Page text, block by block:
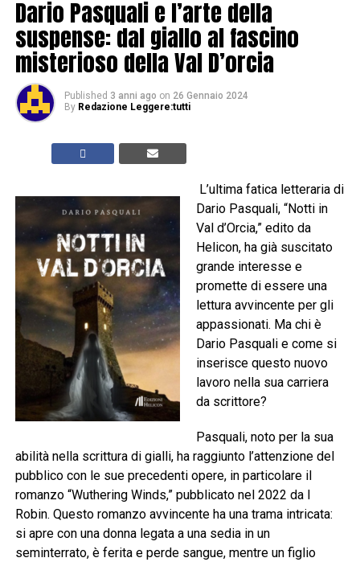
Dario Pasquali e l’arte della
suspense: dal giallo al fascino
misterioso della Val D’orcia
Published 3 anni ago on 26 Gennaio 2024
By Redazione Leggere:tutti
L’ultima fatica letteraria di
Dario Pasquali, “Notti in
Val d’Orcia,” edito da
Helicon, ha già suscitato
grande interesse e
promette di essere una
lettura avvincente per gli
appassionati. Ma chi è
Dario Pasquali e come si
inserisce questo nuovo
lavoro nella sua carriera
da scrittore?
Pasquali, noto per la sua
abilità nella scrittura di gialli, ha raggiunto l’attenzione del
pubblico con le sue precedenti opere, in particolare il
romanzo “Wuthering Winds,” pubblicato nel 2022 da I
Robin. Questo romanzo avvincente ha una trama intricata:
si apre con una donna legata a una sedia in un
seminterrato, è ferita e perde sangue, mentre un figlio